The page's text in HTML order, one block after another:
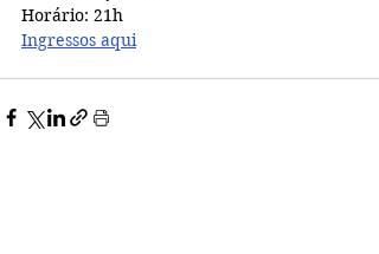
Horário: 21h
Ingressos aqui